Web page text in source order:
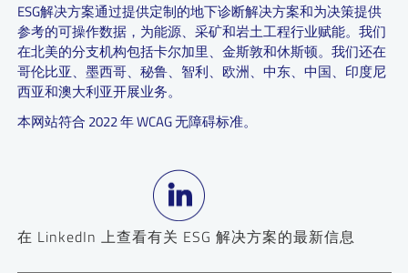
ESG解决方案通过提供定制的地下诊断解决方案和为决策提供
参考的可操作数据，为能源、采矿和岩土工程行业赋能。我们
在北美的分支机构包括卡尔加里、金斯敦和休斯顿。我们还在
哥伦比亚、墨西哥、秘鲁、智利、欧洲、中东、中国、印度尼
西亚和澳大利亚开展业务。
本网站符合 2022 年 WCAG 无障碍标准。
在 LinkedIn 上查看有关 ESG 解决方案的最新信息